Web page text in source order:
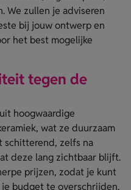
We zullen je adviseren
bij jouw ontwerp en
het best mogelijke
tegen de
hoogwaardige
wat ze duurzaam
schitterend, zelfs na
deze lang zichtbaar blijft.
prijzen, zodat je kunt
budget te overschrijden.